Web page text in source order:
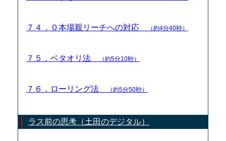
７４．０本場親リーチへの対応 （約4分40秒）
７５．ベタオリ法 （約5分10秒）
７６．ローリング法 （約5分50秒）
ラス前の思考（土田のデジタル）